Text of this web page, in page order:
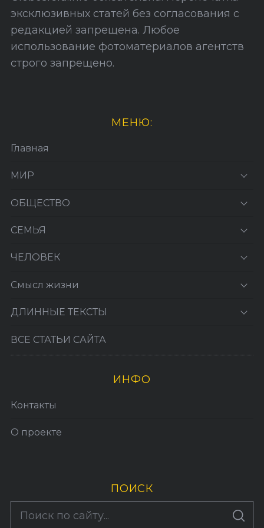
эксклюзивных статей без согласования с
редакцией запрещена. Любое
использование фотоматериалов агентств
строго запрещено.
МЕНЮ:
Главная
МИР
ОБЩЕСТВО
СЕМЬЯ
ЧЕЛОВЕК
Смысл жизни
ДЛИННЫЕ ТЕКСТЫ
ВСЕ СТАТЬИ САЙТА
ИНФО
Контакты
О проекте
ПОИСК
S
По авторам